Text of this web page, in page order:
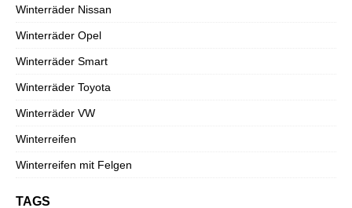
Winterräder Nissan
Winterräder Opel
Winterräder Smart
Winterräder Toyota
Winterräder VW
Winterreifen
Winterreifen mit Felgen
TAGS